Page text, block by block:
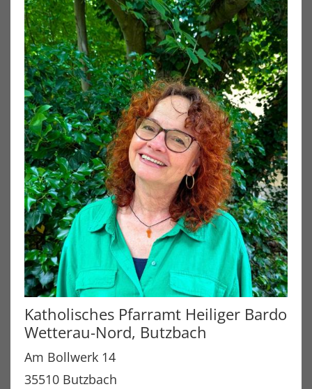
Katholisches Pfarramt Heiliger Bardo
Wetterau-Nord, Butzbach
Am Bollwerk 14
35510 Butzbach